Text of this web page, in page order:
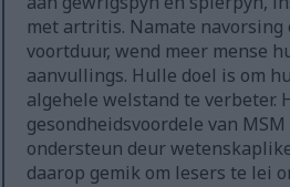
met artritis. Namate navorsing
voortduur, wend meer mense
aanvullings. Hulle doel is om
algehele welstand te verbeter.
gesondheidsvoordele van
ondersteun deur
daarop gemik om lesers te lei